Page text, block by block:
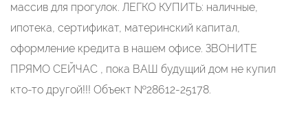
массив для прогулок. ЛЕГКО КУПИТЬ: наличные,
ипотека, сертификат, материнский капитал,
оформление кредита в нашем офисе. ЗВОНИТЕ
ПРЯМО СЕЙЧАС , пока ВАШ будущий дом не купил
кто-то другой!!! Объект №28612-25178.